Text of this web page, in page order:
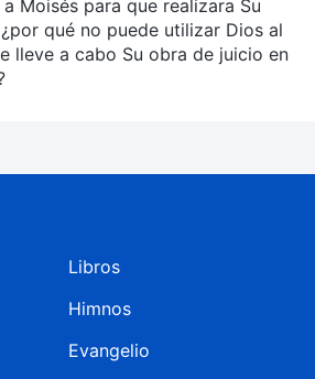
Moisés para que realizara Su
qué no puede utilizar Dios al
lleve a cabo Su obra de juicio en
Libros
Himnos
Evangelio